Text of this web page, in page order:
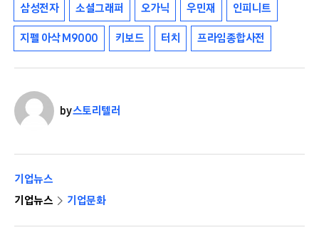
삼성전자 소셜그래퍼 오가닉 우민재 인피니트
지펠 아삭 M9000 키보드 터치 프라임종합사전
by스토리텔러
기업뉴스
기업뉴스
기업문화